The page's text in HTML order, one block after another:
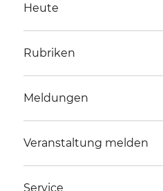
Heute
Rubriken
Meldungen
Veranstaltung melden
Service